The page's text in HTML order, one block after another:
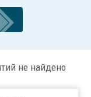
не найдено